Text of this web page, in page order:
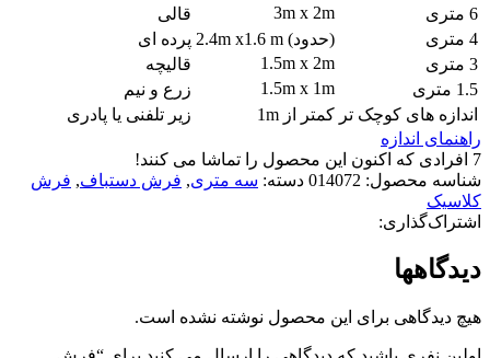
6 متری
3m x 2m
قالی
4 متری
(حدود) 2.4m x1.6 m
پرده ای
3 متری
1.5m x 2m
قالیچه
1.5 متری
1.5m x 1m
زرع و نیم
اندازه های کوچک تر کمتر از 1m
زیر تلفنی یا پادری
راهنمای اندازه
7 افرادی که اکنون این محصول را تماشا می کنند!
شناسه محصول: 014072 دسته: سه متری, فرش دستباف, فرش
کلاسیک
اشتراک‌گذاری:
دیدگاهها
هیچ دیدگاهی برای این محصول نوشته نشده است.